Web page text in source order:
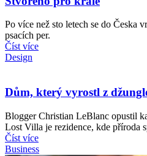
Po více než sto letech se do Česka
psacích per.
Číst více
Design
Dům, který vyrostl z
Blogger Christian LeBlanc opustil
Lost Villa je rezidence, kde příroda
Číst více
Business